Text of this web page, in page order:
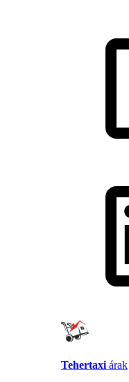
Tehertaxi árak